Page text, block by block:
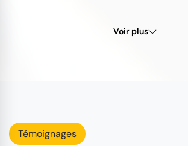
Voir plus
Témoignages